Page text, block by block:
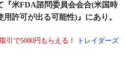
『米FDA諮問委員会会合(米国時
許可が出る可能性)』にあり。
引で5000円もらえる！
トレイダーズ